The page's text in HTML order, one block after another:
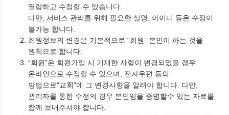
열람하고 수정할 수 있습니다.
다만, 서비스 관리를 위해 필요한 실명, 아이디 등은 수정이
불가능 합니다.
회원정보의 변경은 기본적으로 “회원” 본인이 하는 것을
원칙으로 합니다.
“회원”은 회원가입 시 기재한 사항이 변경되었을 경우
온라인으로 수정할 수 있으며, 전자우편 등의
방법으로“교회”에 그 변경사항을 알려야 합니다. 다만,
관리자를 통한 수정의 경우 본인임을 증명할수 있는 자료를
함께 보내주셔야 합니다.